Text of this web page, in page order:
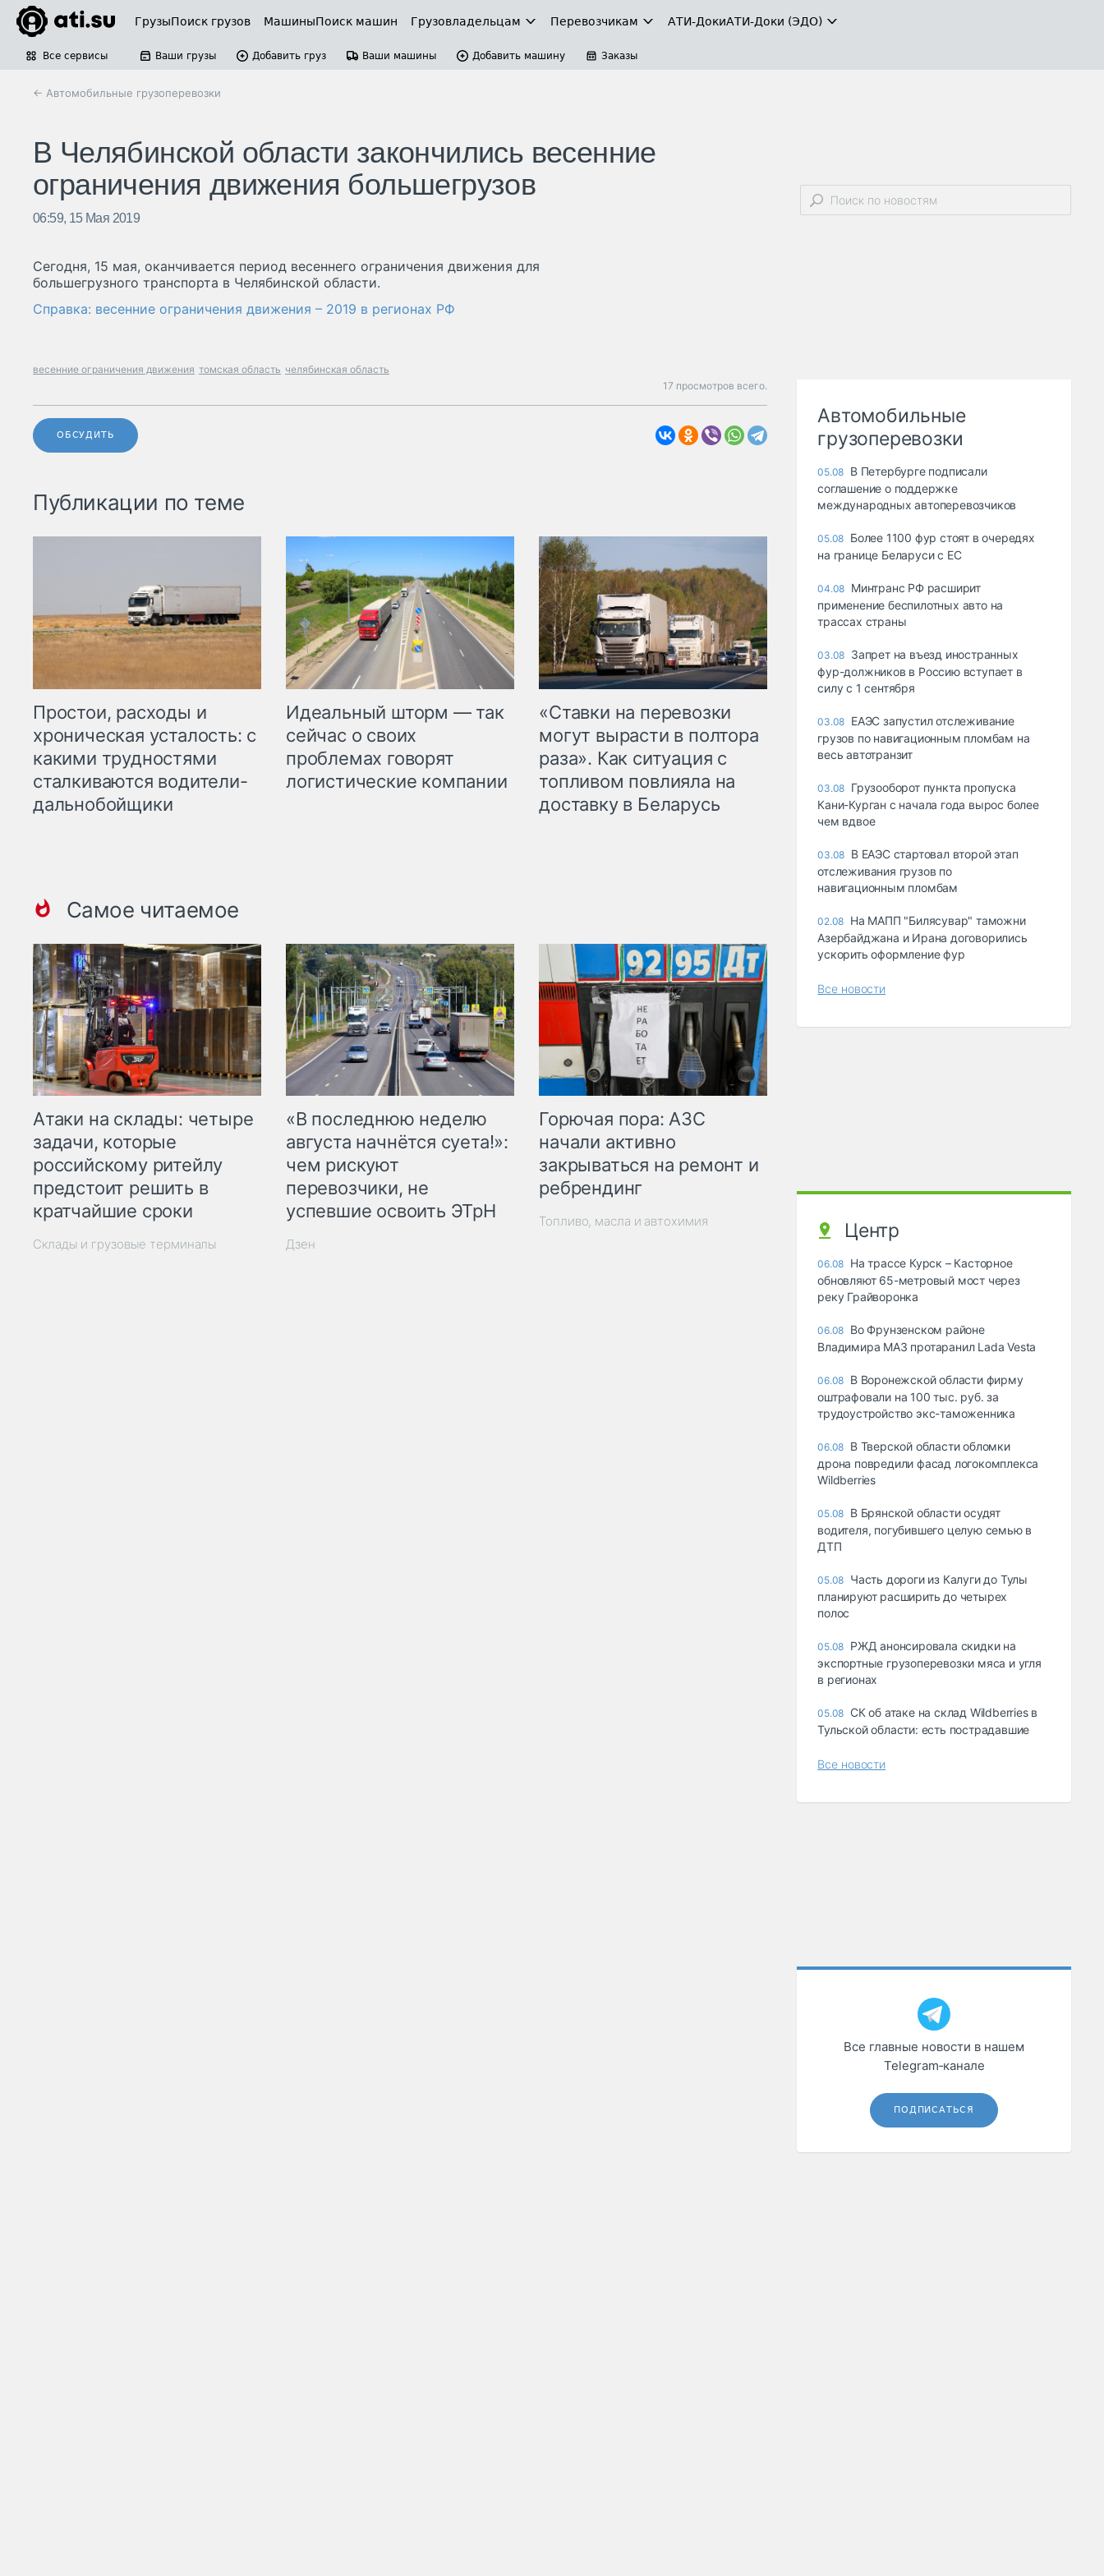
ГрузыПоиск грузов МашиныПоиск машин Грузовладельцам Перевозчикам АТИ-ДокиАТИ-Доки (ЭДО)
Все сервисы Ваши грузы Добавить груз Ваши машины Добавить машину Заказы
← Автомобильные грузоперевозки
В Челябинской области закончились весенние
ограничения движения большегрузов
06:59, 15 Мая 2019
Сегодня, 15 мая, оканчивается период весеннего ограничения движения для
большегрузного транспорта в Челябинской области.
Справка: весенние ограничения движения – 2019 в регионах РФ
весенние ограничения движения томская область челябинская область
17 просмотров всего.
ОБСУДИТЬ
Публикации по теме
Простои, расходы и
хроническая усталость: с
какими трудностями
сталкиваются водители-
дальнобойщики
Идеальный шторм — так
сейчас о своих
проблемах говорят
логистические компании
«Ставки на перевозки
могут вырасти в полтора
раза». Как ситуация с
топливом повлияла на
доставку в Беларусь
Самое читаемое
Атаки на склады: четыре
задачи, которые
российскому ритейлу
предстоит решить в
кратчайшие сроки
Склады и грузовые терминалы
«В последнюю неделю
августа начнётся суета!»:
чем рискуют
перевозчики, не
успевшие освоить ЭТрН
Дзен
Горючая пора: АЗС
начали активно
закрываться на ремонт и
ребрендинг
Топливо, масла и автохимия
Автомобильные
грузоперевозки
05.08 В Петербурге подписали
соглашение о поддержке
международных автоперевозчиков
05.08 Более 1100 фур стоят в очередях
на границе Беларуси с ЕС
04.08 Минтранс РФ расширит
применение беспилотных авто на
трассах страны
03.08 Запрет на въезд иностранных
фур-должников в Россию вступает в
силу с 1 сентября
03.08 ЕАЭС запустил отслеживание
грузов по навигационным пломбам на
весь автотранзит
03.08 Грузооборот пункта пропуска
Кани-Курган с начала года вырос более
чем вдвое
03.08 В ЕАЭС стартовал второй этап
отслеживания грузов по
навигационным пломбам
02.08 На МАПП "Билясувар" таможни
Азербайджана и Ирана договорились
ускорить оформление фур
Все новости
Центр
06.08 На трассе Курск – Касторное
обновляют 65-метровый мост через
реку Грайворонка
06.08 Во Фрунзенском районе
Владимира МАЗ протаранил Lada Vesta
06.08 В Воронежской области фирму
оштрафовали на 100 тыс. руб. за
трудоустройство экс-таможенника
06.08 В Тверской области обломки
дрона повредили фасад логокомплекса
Wildberries
05.08 В Брянской области осудят
водителя, погубившего целую семью в
ДТП
05.08 Часть дороги из Калуги до Тулы
планируют расширить до четырех
полос
05.08 РЖД анонсировала скидки на
экспортные грузоперевозки мяса и угля
в регионах
05.08 СК об атаке на склад Wildberries в
Тульской области: есть пострадавшие
Все новости
Все главные новости в нашем
Telegram‑канале
ПОДПИСАТЬСЯ